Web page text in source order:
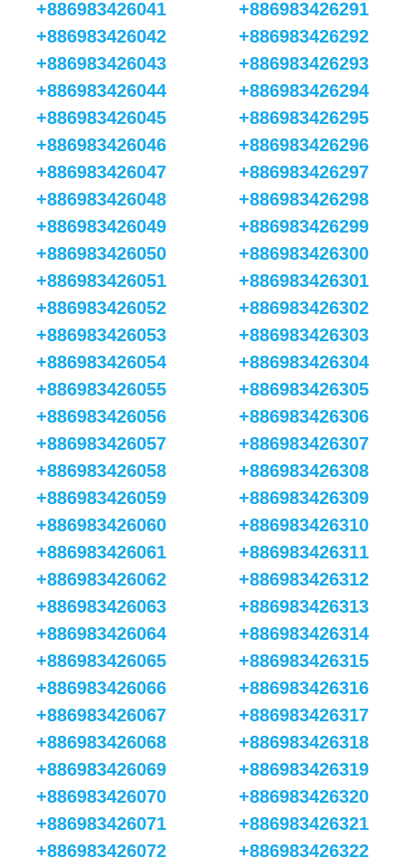
+886983426041
+886983426042
+886983426043
+886983426044
+886983426045
+886983426046
+886983426047
+886983426048
+886983426049
+886983426050
+886983426051
+886983426052
+886983426053
+886983426054
+886983426055
+886983426056
+886983426057
+886983426058
+886983426059
+886983426060
+886983426061
+886983426062
+886983426063
+886983426064
+886983426065
+886983426066
+886983426067
+886983426068
+886983426069
+886983426070
+886983426071
+886983426072
+886983426291
+886983426292
+886983426293
+886983426294
+886983426295
+886983426296
+886983426297
+886983426298
+886983426299
+886983426300
+886983426301
+886983426302
+886983426303
+886983426304
+886983426305
+886983426306
+886983426307
+886983426308
+886983426309
+886983426310
+886983426311
+886983426312
+886983426313
+886983426314
+886983426315
+886983426316
+886983426317
+886983426318
+886983426319
+886983426320
+886983426321
+886983426322